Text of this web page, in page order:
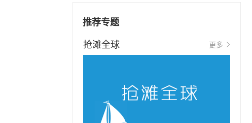
推荐专题
抢滩全球 更多